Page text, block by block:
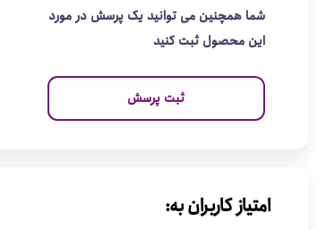
شما همچنین می توانید یک پرسش در مورد
این محصول ثبت کنید
ثبت پرسش
امتیاز کاربران به: